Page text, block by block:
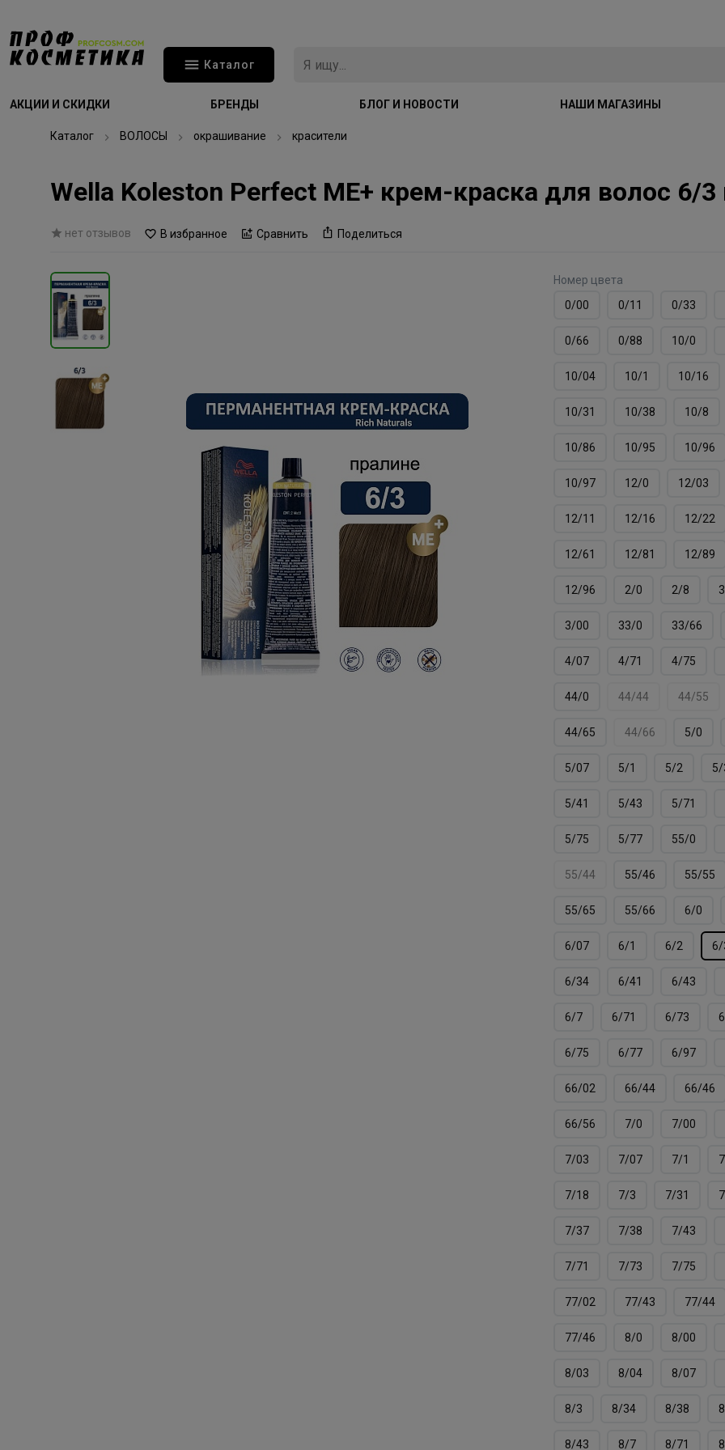
Каталог
АКЦИИ И СКИДКИ БРЕНДЫ БЛОГ И НОВОСТИ НАШИ МАГАЗИНЫ
Каталог ВОЛОСЫ окрашивание красители
Wella Koleston Perfect ME+ крем-краска для волос 6/
нет отзывов В избранное Сравнить Поделиться
Номер цвета
0/00
0/11 0/33
0/66 0/88 10/0
10/04 10/1 10/16
10/31 10/38 10/8
10/86 10/95 10/96
10/97 12/0 12/03
12/11 12/16 12/22
12/61 12/81 12/89
12/96 2/0 2/8
3/00 33/0 33/66
4/07 4/71 4/75
44/0 44/44 44/55
44/65 44/66 5/0
5/07 5/1 5/2 5/
5/41 5/43 5/71
5/75 5/77 55/0
55/44 55/46 55/55
55/65 55/66 6/0
6/07 6/1 6/2 6/
6/34 6/41 6/43
6/7 6/71 6/73
6/75 6/77 6/97
66/02 66/44 66/46
66/56 7/0 7/00
7/03 7/07 7/1
7/18 7/3 7/31
7/37 7/38 7/43
7/71 7/73 7/75
77/02 77/43 77/44
77/46 8/0 8/00
8/03 8/04 8/07
8/3 8/34 8/38
8/43 8/7 8/71